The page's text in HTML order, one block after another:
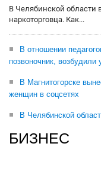
В Челябинской
наркоторговца. Как...
В отношении
позвоночник, возбудили
В Магнитогорске
женщин в соцсетях
В Челябинской
БИЗНЕС